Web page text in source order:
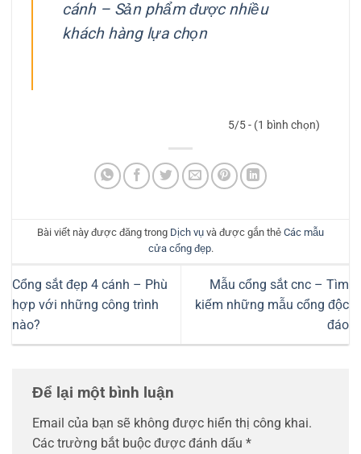
cánh – Sản phẩm được nhiều
khách hàng lựa chọn
5/5 - (1 bình chọn)
Bài viết này được đăng trong Dịch vụ và được gắn thẻ Các mẫu
cửa cổng đẹp.
Cổng sắt đẹp 4 cánh – Phù
hợp với những công trình
nào?
Mẫu cổng sắt cnc – Tìm
kiếm những mẫu cổng độc
đáo
Để lại một bình luận
Email của bạn sẽ không được hiển thị công khai.
Các trường bắt buộc được đánh dấu *